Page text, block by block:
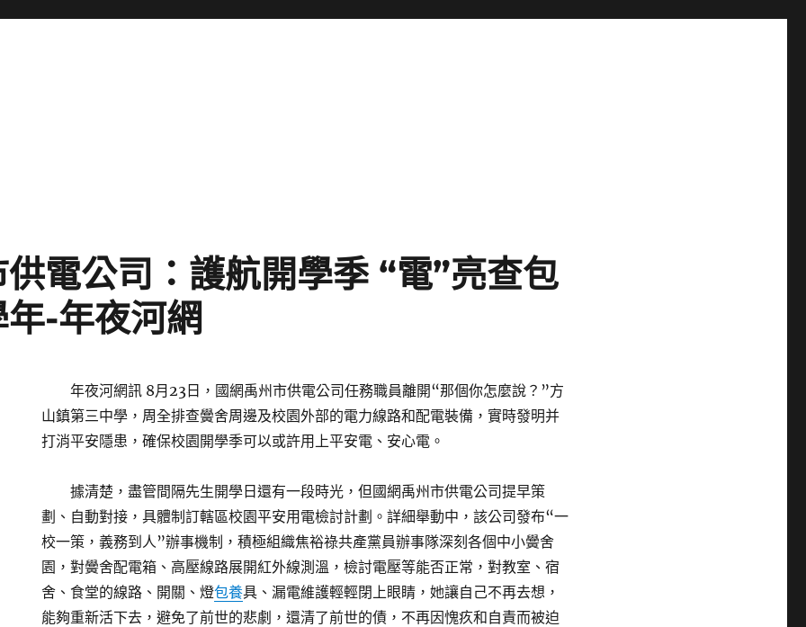
電公司：護航開學季 “電”亮查包
-年夜河網
年夜河網訊 8月23日，國網禹州市供電公司任務職員離開“那個你怎麼說？”方
山鎮第三中學，周全排查黌舍周邊及校園外部的電力線路和配電裝備，實時發明并
打消平安隱患，確保校園開學季可以或許用上平安電、安心電。
據清楚，盡管間隔先生開學日還有一段時光，但國網禹州市供電公司提早策
劃、自動對接，具體制訂轄區校園平安用電檢討計劃。詳細舉動中，該公司發布“一
校一策，義務到人”辦事機制，積極組織焦裕祿共產黨員辦事隊深刻各個中小黌舍
園，對黌舍配電箱、高壓線路展開紅外線測溫，檢討電壓等能否正常，對教室、宿
舍、食堂的線路、開關、燈包養具、漏電維護輕輕閉上眼睛，她讓自己不再去想，
能夠重新活下去，避免了前世的悲劇，還清了前世的債，不再因愧疚和自責而被迫